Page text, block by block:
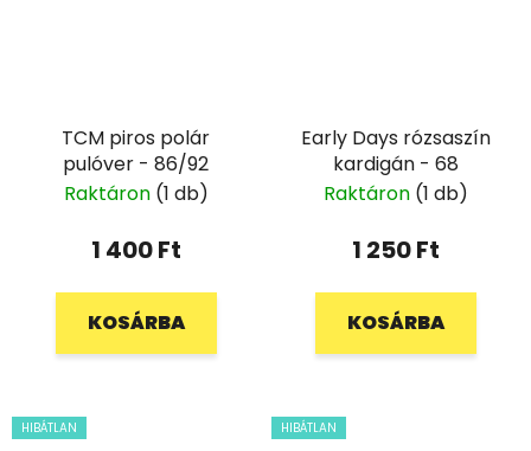
TCM piros polár
pulóver - 86/92
Raktáron (1 db)
1 400 Ft
KOSÁRBA
Early Days rózsaszín
kardigán - 68
Raktáron (1 db)
1 250 Ft
KOSÁRBA
HIBÁTLAN HIBÁTLAN